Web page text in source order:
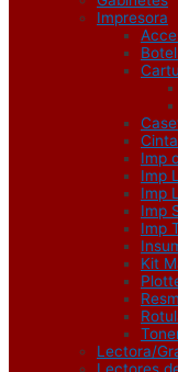
Impresora
Imp
Imp
Imp
Imp
Imp
Kit
Lectora/